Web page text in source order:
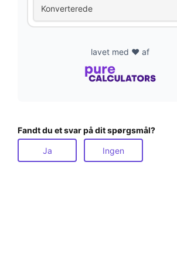
Konverterede
lavet med ❤️ af
Fandt du et svar på dit spørgsmål?
Ja Ingen